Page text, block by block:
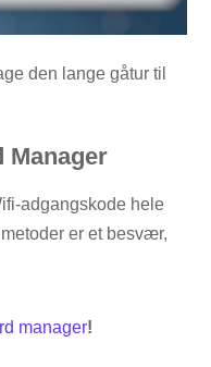
den lange gåtur til
Manager
adgangskode hele
er et besvær,
manager!